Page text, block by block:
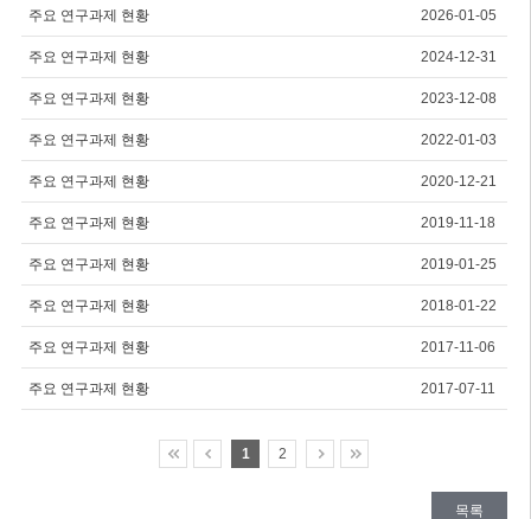
주요 연구과제 현황 2026-01-05
주요 연구과제 현황 2024-12-31
주요 연구과제 현황 2023-12-08
주요 연구과제 현황 2022-01-03
주요 연구과제 현황 2020-12-21
주요 연구과제 현황 2019-11-18
주요 연구과제 현황 2019-01-25
주요 연구과제 현황 2018-01-22
주요 연구과제 현황 2017-11-06
주요 연구과제 현황 2017-07-11
1 2
목록